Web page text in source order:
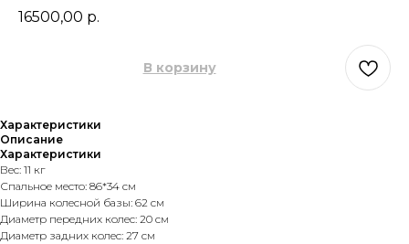
16500,00 р.
В корзину
Характеристики
Описание
Характеристики
Вес: 11 кг
Спальное место: 86*34 см
Ширина колесной базы: 62 см
Диаметр передних колес: 20 см
Диаметр задних колес: 27 см